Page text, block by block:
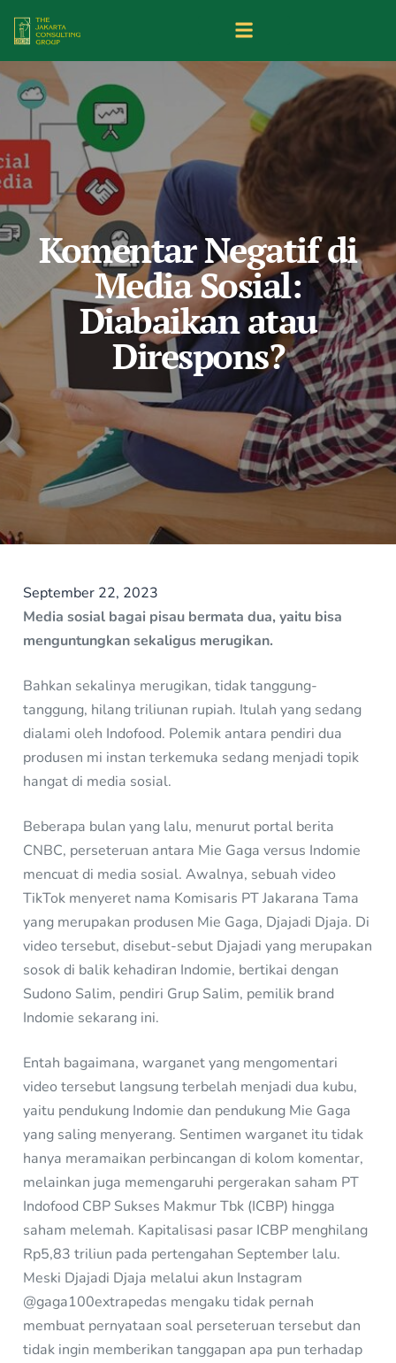
Komentar Negatif di
Media Sosial:
Diabaikan atau
Direspons?
September 22, 2023
Media sosial bagai pisau bermata dua, yaitu bisa
menguntungkan sekaligus merugikan.
Bahkan sekalinya merugikan, tidak tanggung-
tanggung, hilang triliunan rupiah. Itulah yang sedang
dialami oleh Indofood. Polemik antara pendiri dua
produsen mi instan terkemuka sedang menjadi topik
hangat di media sosial.
Beberapa bulan yang lalu, menurut portal berita
CNBC, perseteruan antara Mie Gaga versus Indomie
mencuat di media sosial. Awalnya, sebuah video
TikTok menyeret nama Komisaris PT Jakarana Tama
yang merupakan produsen Mie Gaga, Djajadi Djaja. Di
video tersebut, disebut-sebut Djajadi yang merupakan
sosok di balik kehadiran Indomie, bertikai dengan
Sudono Salim, pendiri Grup Salim, pemilik brand
Indomie sekarang ini.
Entah bagaimana, warganet yang mengomentari
video tersebut langsung terbelah menjadi dua kubu,
yaitu pendukung Indomie dan pendukung Mie Gaga
yang saling menyerang. Sentimen warganet itu tidak
hanya meramaikan perbincangan di kolom komentar,
melainkan juga memengaruhi pergerakan saham PT
Indofood CBP Sukses Makmur Tbk (ICBP) hingga
saham melemah. Kapitalisasi pasar ICBP menghilang
Rp5,83 triliun pada pertengahan September lalu.
Meski Djajadi Djaja melalui akun Instagram
@gaga100extrapedas mengaku tidak pernah
membuat pernyataan soal perseteruan tersebut dan
tidak ingin memberikan tanggapan apa pun terhadap